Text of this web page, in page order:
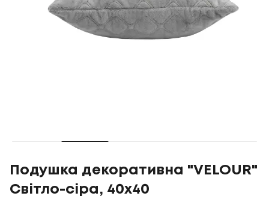
Подушка декоративна "VELOUR"
Світло-сіра, 40x40